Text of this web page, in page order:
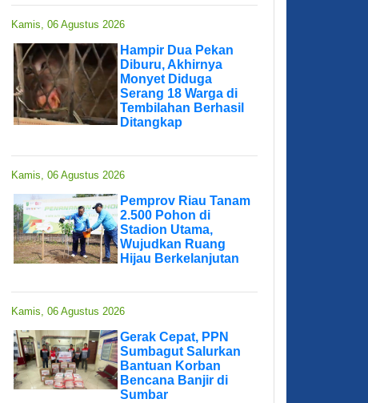
Kamis, 06 Agustus 2026
Hampir Dua Pekan
Diburu, Akhirnya
Monyet Diduga
Serang 18 Warga di
Tembilahan Berhasil
Ditangkap
Kamis, 06 Agustus 2026
Pemprov Riau Tanam
2.500 Pohon di
Stadion Utama,
Wujudkan Ruang
Hijau Berkelanjutan
Kamis, 06 Agustus 2026
Gerak Cepat, PPN
Sumbagut Salurkan
Bantuan Korban
Bencana Banjir di
Sumbar